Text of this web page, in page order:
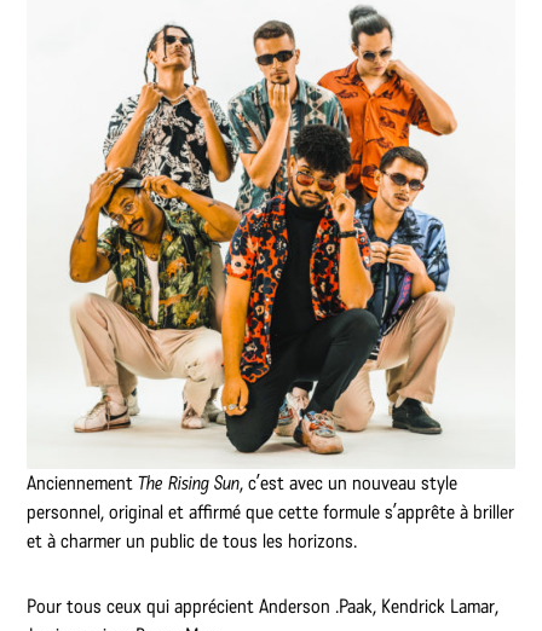
AnciennementThe Rising Sun, c’est avec un nouveau style
personnel, original et affirmé que cette formule s’apprête à briller
et à charmer un public de tous les horizons.
Pour tous ceux qui apprécient Anderson .Paak, Kendrick Lamar,